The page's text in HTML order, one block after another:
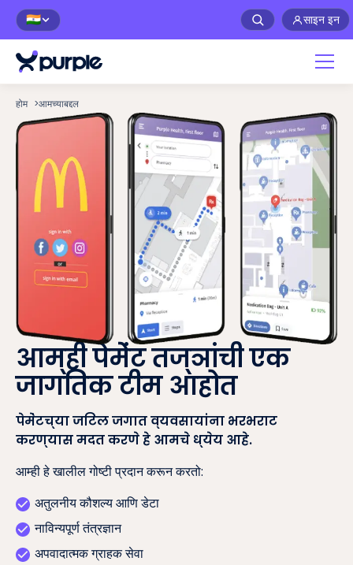
🇮🇳 साइन इन
होम >आमच्याबद्दल
आम्ही पेमेंट तज्ञांची एक
जागतिक टीम आहोत
पेमेंटच्या जटिल जगात व्यवसायांना भरभराट
करण्यास मदत करणे हे आमचे ध्येय आहे.
आम्ही हे खालील गोष्टी प्रदान करून करतो:
अतुलनीय कौशल्य आणि डेटा
नाविन्यपूर्ण तंत्रज्ञान
अपवादात्मक ग्राहक सेवा